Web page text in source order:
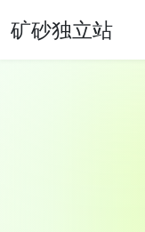
矿砂独立站